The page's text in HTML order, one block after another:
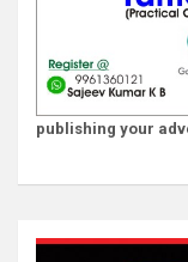
publishing your